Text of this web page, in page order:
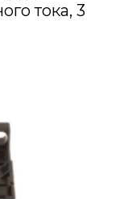
тока, 3